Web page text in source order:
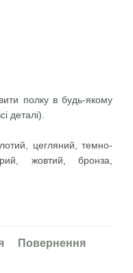
полку в будь-якому
деталі).
цегляний, темно-
жовтий, бронза,
Повернення